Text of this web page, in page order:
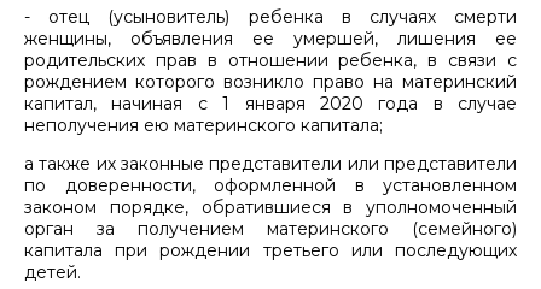
- отец (усыновитель) ребенка в случаях смерти
женщины, объявления ее умершей, лишения ее
родительских прав в отношении ребенка, в связи с
рождением которого возникло право на материнский
капитал, начиная с 1 января 2020 года в случае
неполучения ею материнского капитала;
а также их законные представители или представители
по доверенности, оформленной в установленном
законом порядке, обратившиеся в уполномоченный
орган за получением материнского (семейного)
капитала при рождении третьего или последующих
детей.